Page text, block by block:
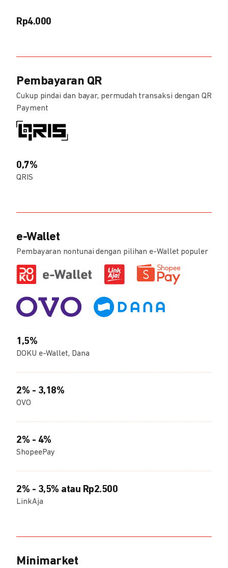
Rp4.000
Pembayaran QR
Cukup pindai dan bayar, permudah transaksi dengan QR
Payment
0,7%
QRIS
e-Wallet
Pembayaran nontunai dengan pilihan e-Wallet populer
1,5%
DOKU e-Wallet, Dana
2% - 3,18%
OVO
2% - 4%
ShopeePay
2% - 3,5% atau Rp2.500
LinkAja
Minimarket